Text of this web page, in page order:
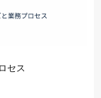
セス